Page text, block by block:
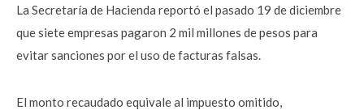
La Secretaría de Hacienda reportó el pasado 19 de diciembre
que siete empresas pagaron 2 mil millones de pesos para
evitar sanciones por el uso de facturas falsas.
El monto recaudado equivale al impuesto omitido,